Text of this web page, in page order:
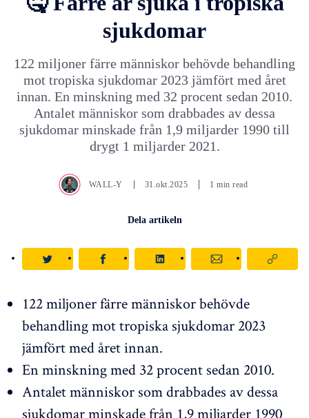
sjukdomar
122 miljoner färre människor behövde behandling
mot tropiska sjukdomar 2023 jämfört med året
innan. En minskning med 32 procent sedan 2010.
Antalet människor som drabbades av dessa
sjukdomar minskade från 1,9 miljarder 1990 till
drygt 1 miljarder 2021.
WALL-Y 31.okt.2025 1 min read
Dela artikeln
122 miljoner färre människor behövde
behandling mot tropiska sjukdomar 2023
jämfört med året innan.
En minskning med 32 procent sedan 2010.
Antalet människor som drabbades av dessa
sjukdomar minskade från 1,9 miljarder 1990